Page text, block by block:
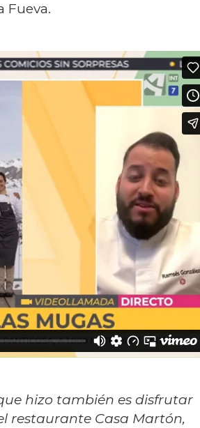
Fueva.
hizo también es disfrutar
restaurante Casa Martón,